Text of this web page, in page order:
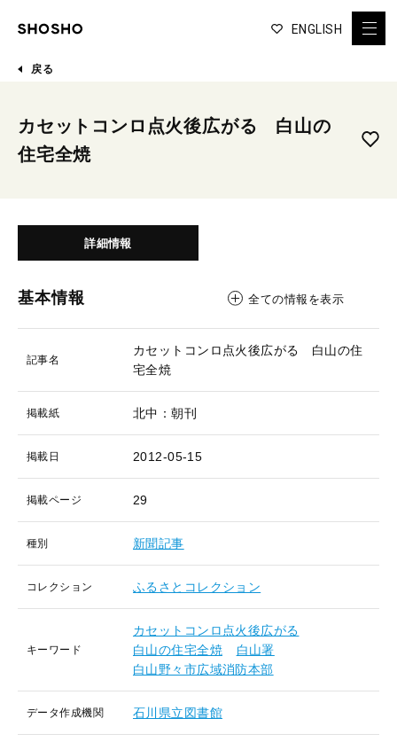
ENGLISH
戻る
カセットコンロ点火後広がる 白山の
住宅全焼
詳細情報
基本情報 全ての情報を表示
記事名
カセットコンロ点火後広がる 白山の住
宅全焼
掲載紙 北中：朝刊
掲載日 2012-05-15
掲載ページ 29
種別 新聞記事
コレクション ふるさとコレクション
キーワード
カセットコンロ点火後広がる
白山の住宅全焼
白山署
白山野々市広域消防本部
データ作成機関 石川県立図書館